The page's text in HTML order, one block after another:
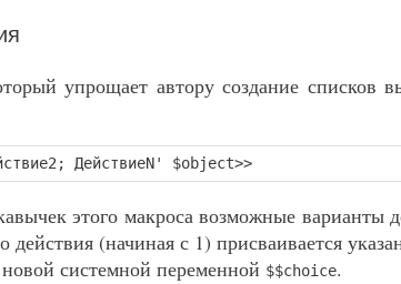
упрощает автору создание списков
ДействиеN' $object>>
этого макроса возможные варианты
действия (начиная с 1) присваивается
системной переменной $$choice.